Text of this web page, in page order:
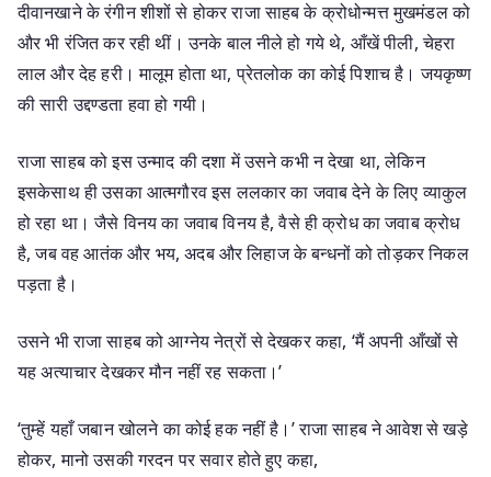
दीवानखाने के रंगीन शीशों से होकर राजा साहब के क्रोधोन्मत्त मुखमंडल को
और भी रंजित कर रही थीं। उनके बाल नीले हो गये थे, आँखें पीली, चेहरा
लाल और देह हरी। मालूम होता था, प्रेतलोक का कोई पिशाच है। जयकृष्ण
की सारी उद्दण्डता हवा हो गयी।
राजा साहब को इस उन्माद की दशा में उसने कभी न देखा था, लेकिन
इसकेसाथ ही उसका आत्मगौरव इस ललकार का जवाब देने के लिए व्याकुल
हो रहा था। जैसे विनय का जवाब विनय है, वैसे ही क्रोध का जवाब क्रोध
है, जब वह आतंक और भय, अदब और लिहाज के बन्धनों को तोड़कर निकल
पड़ता है।
उसने भी राजा साहब को आग्नेय नेत्रों से देखकर कहा, ‘मैं अपनी आँखों से
यह अत्याचार देखकर मौन नहीं रह सकता।’
‘तुम्हें यहाँ जबान खोलने का कोई हक नहीं है।’ राजा साहब ने आवेश से खड़े
होकर, मानो उसकी गरदन पर सवार होते हुए कहा,